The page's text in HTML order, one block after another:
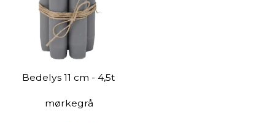
Bedelys 11 cm - 4,5t
mørkegrå